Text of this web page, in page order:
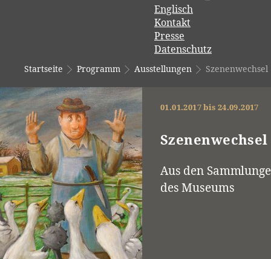
Englisch
Kontakt
Presse
Datenschutz
Startseite Programm Ausstellungen Szenenwechsel
01.01.2017 bis 24.09.2017
Szenenwechsel
Aus den
des Museums